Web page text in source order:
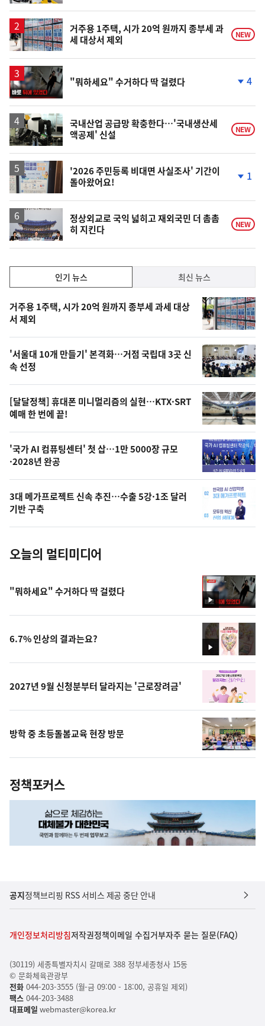
거주용 1주택, 시가 20억 원까지 종부세 과
세 대상서 제외
NEW
영
상
"뭐하세요" 수거하다 딱 걸렸다
하
락
4
국내산업 공급망 확충한다…'국내생산세
액공제' 신설
NEW
'2026 주민등록 비대면 사실조사' 기간이
돌아왔어요!
하
락
1
정상외교로 국익 넓히고 재외국민 더 촘촘
히 지킨다
NEW
기,
최
신,
오
늘
의
영
상
오
의
사
진
인기 뉴스 최신 뉴스
인
기
뉴
스
거주용 1주택, 시가 20억 원까지 종부세 과세 대상
서 제외
'서울대 10개 만들기' 본격화…거점 국립대 3곳 신
속 선정
[달달정책] 휴대폰 미니멀리즘의 실현…KTX·SRT
예매 한 번에 끝!
'국가 AI 컴퓨팅센터' 첫 삽…1만 5000장 규모
·2028년 완공
3대 메가프로젝트 신속 추진…수출 5강·1조 달러
기반 구축
오늘의 멀티미디어
영
상
"뭐하세요" 수거하다 딱 걸렸다
영
상
6.7% 인상의 결과는요?
2027년 9월 신청분부터 달라지는 '근로장려금'
방학 중 초등돌봄교육 현장 방문
정책포커스
공지정책브리핑 RSS 서비스 제공 중단 안내
개인정보처리방침저작권정책이메일 수집거부자주 묻는 질문(FAQ)
(30119) 세종특별자치시 갈매로 388 정부세종청사 15동
© 문화체육관광부
전화044-203-3555 (월-금 09:00 - 18:00, 공휴일 제외)
팩스 044-203-3488
대표메일 webmaster@korea.kr